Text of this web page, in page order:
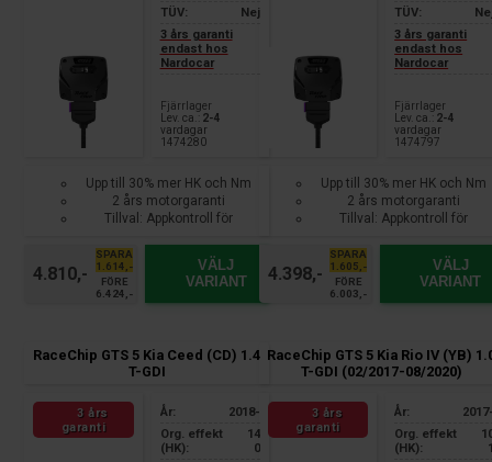
TÜV:
Nej
3 års garanti
endast hos
Nardocar
Fjärrlager
Lev. ca.:
2-4
vardagar
1474280
Upp till 30% mer HK och Nm
2 års motorgaranti
Tillval: Appkontroll för
4.810,-
SPARA
1.614,-
FÖRE
6.424,-
VÄLJ
VARIANT
TÜV:
3 års garanti
endast hos
Nardocar
Fjärrlager
Lev. ca.: 2-4
vardagar
1474797
Upp till 30% mer HK och Nm
2 års motorgaranti
Tillval: Appkontroll för
4.398,-
SPARA
1.605,-
FÖRE
6.003,-
VÄLJ
VARIANT
RaceChip GTS 5 Kia Ceed (CD) 1.4
T-GDI
3 års
garanti
År:
2018-
Org. effekt
(HK):
14
0
RaceChip GTS 5 Kia Rio IV (YB)
T-GDI (02/2017-08/2020)
3 års
garanti
År:
Org. effekt
(HK):